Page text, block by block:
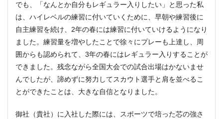
でも、「なんとか自分もレギュラー入りしたい」と思った私
は、ハイレベルの練習に付いていくために、早朝や練習後に
自主練習を続け、2年の春には練習に付いていけるようになり
ました。練習量を増やしたことで徐々にプレーも上達し、周
囲からも認められて、3年の春にはレギュラー入りすることが
できました。残念ながら全国大会での試合出場はかないませ
んでしたが、諦めずに努力してスカウト選手と肩を並べるこ
とができたことは、大きな自信となりました。
御社（貴社）に入社した際には、スポーツで培った芯の強さ